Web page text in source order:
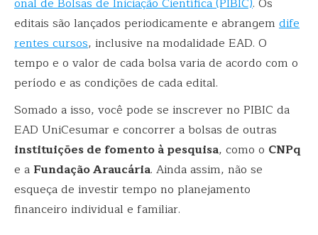
onal de Bolsas de Iniciação Científica (PIBIC). Os
editais são lançados periodicamente e abrangem dife
rentes cursos, inclusive na modalidade EAD. O
tempo e o valor de cada bolsa varia de acordo com o
período e as condições de cada edital.
Somado a isso, você pode se inscrever no PIBIC da
EAD UniCesumar e concorrer a bolsas de outras
instituições de fomento à pesquisa, como o CNPq
e aFundação Araucária. Ainda assim, não se
esqueça de investir tempo no planejamento
financeiro individual e familiar.